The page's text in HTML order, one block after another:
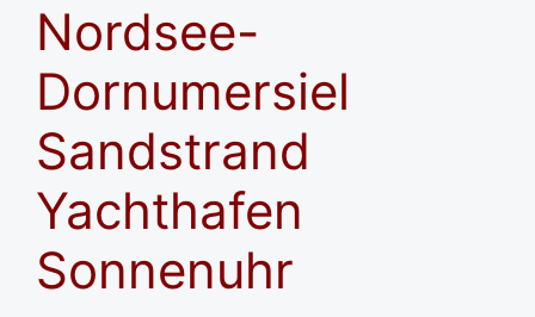
Nordsee-
Dornumersiel
Sandstrand
Yachthafen
Sonnenuhr